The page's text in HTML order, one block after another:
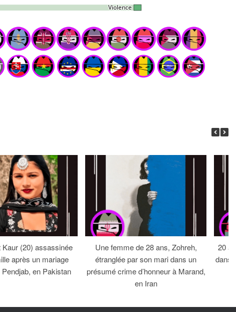
Kaur (20) assassinée
après un mariage
Pendjab, en Pakistan
Une femme de 28 ans, Zohreh,
étranglée par son mari dans un
présumé crime d’honneur à Marand,
en Iran
20
dans